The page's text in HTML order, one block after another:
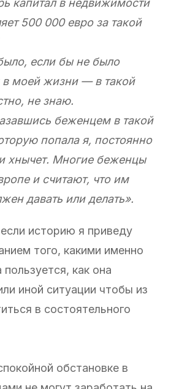
капитал в недвижимости
500 000 евро за такой
если бы не было
моей жизни — в такой
не знаю.
беженцем в такой
попала я, постоянно
хнычет. Многие беженцы
и считают, что им
давать или делать».
историю я приведу
того, какими именно
как она
иной ситуации чтобы из
в состоятельного
обстановке в